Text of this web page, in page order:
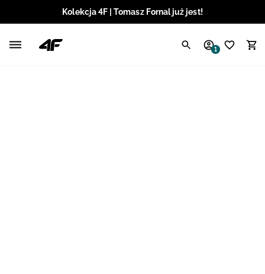
Kolekcja 4F | Tomasz Fornal już jest!
1